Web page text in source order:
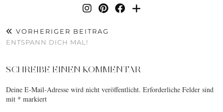
VORHERIGER BEITRAG
ENTSPANN DICH MAL!
SCHREIBE EINEN KOMMENTAR
Deine E-Mail-Adresse wird nicht veröffentlicht. Erforderliche Felder sind
mit * markiert